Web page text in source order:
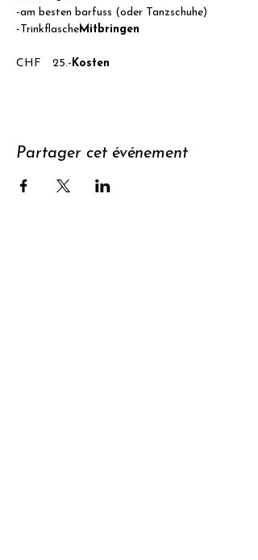
-am besten barfuss (oder Tanzschuhe)
-TrinkflascheMitbringen
CHF  25.-Kosten
Partager cet événement